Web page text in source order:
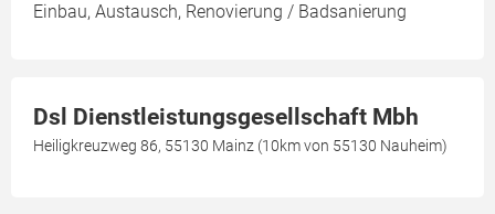
Einbau, Austausch, Renovierung / Badsanierung
Dsl Dienstleistungsgesellschaft Mbh
Heiligkreuzweg 86, 55130 Mainz (10km von 55130 Nauheim)